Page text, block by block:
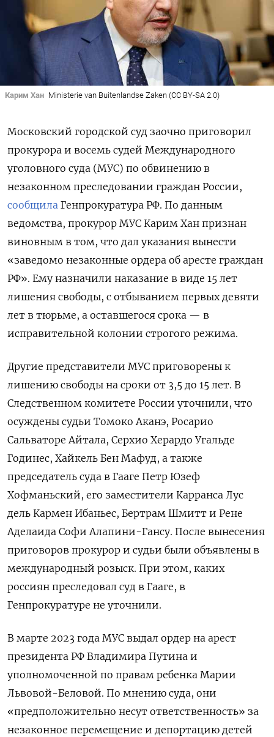
Карим Хан Ministerie van Buitenlandse Zaken (CC BY-SA 2.0)
Московский городской суд заочно приговорил
прокурора и восемь судей Международного
уголовного суда (МУС) по обвинению в
незаконном преследовании граждан России,
сообщила Генпрокуратура РФ. По данным
ведомства, прокурор МУС Карим Хан признан
виновным в том, что дал указания вынести
«заведомо незаконные ордера об аресте граждан
РФ». Ему назначили наказание в виде 15 лет
лишения свободы, с отбыванием первых девяти
лет в тюрьме, а оставшегося срока — в
исправительной колонии строгого режима.
Другие представители МУС приговорены к
лишению свободы на сроки от 3,5 до 15 лет. В
Следственном комитете России уточнили, что
осуждены судьи Томоко Аканэ, Росарио
Сальваторе Айтала, Серхио Херардо Угальде
Годинес, Хайкель Бен Мафуд, а также
председатель суда в Гааге Петр Юзеф
Хофманьский, его заместители Карранса Лус
дель Кармен Ибаньес, Бертрам Шмитт и Рене
Аделаида Софи Алапини-Гансу. После вынесения
приговоров прокурор и судьи были объявлены в
международный розыск. При этом, каких
россиян преследовал суд в Гааге, в
Генпрокуратуре не уточнили.
В марте 2023 года МУС выдал ордер на арест
президента РФ Владимира Путина и
уполномоченной по правам ребенка Марии
Львовой-Беловой. По мнению суда, они
«предположительно несут ответственность» за
незаконное перемещение и депортацию детей